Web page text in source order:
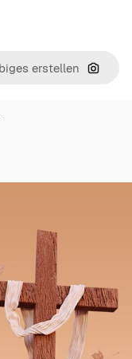
Nach